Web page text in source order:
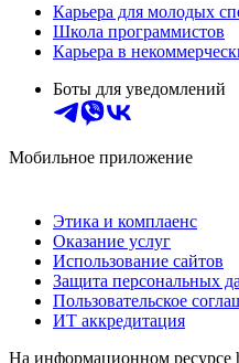
Карьера для молодых
Школа программистов
Карьера в
Боты для уведомлений
Мобильное приложение
Этика и комплаенс
Оказание услуг
Использование сайтов
Защита персональных
Пользовательское
ИТ аккредитация
На информационном ресурсе